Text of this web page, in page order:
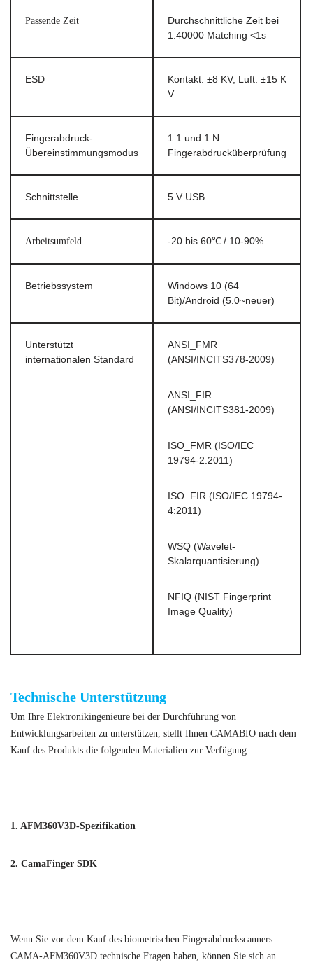
Passende Zeit
Durchschnittliche Zeit bei
1:40000 Matching <1s
ESD
Kontakt: ±8 KV, Luft: ±15 K
V
Fingerabdruck-
Übereinstimmungsmodus
1:1 und 1:N
Fingerabdrucküberprüfung
Schnittstelle 5 V USB
Arbeitsumfeld -20 bis 60℃ / 10-90%
Betriebssystem
Windows 10 (64
Bit)/Android (5.0~neuer)
Unterstützt
internationalen Standard
ANSI_FMR
(ANSI/INCITS378-2009)
ANSI_FIR
(ANSI/INCITS381-2009)
ISO_FMR (ISO/IEC
19794-2:2011)
ISO_FIR (ISO/IEC 19794-
4:2011)
WSQ (Wavelet-
Skalarquantisierung)
NFIQ (NIST Fingerprint
Image Quality)
Technische Unterstützung
Um Ihre Elektronikingenieure bei der Durchführung von
Entwicklungsarbeiten zu unterstützen, stellt Ihnen CAMABIO nach dem
Kauf des Produkts die folgenden Materialien zur Verfügung
1. AFM360V3D-Spezifikation
2. CamaFinger SDK
Wenn Sie vor dem Kauf des biometrischen Fingerabdruckscanners
CAMA-AFM360V3D technische Fragen haben, können Sie sich an